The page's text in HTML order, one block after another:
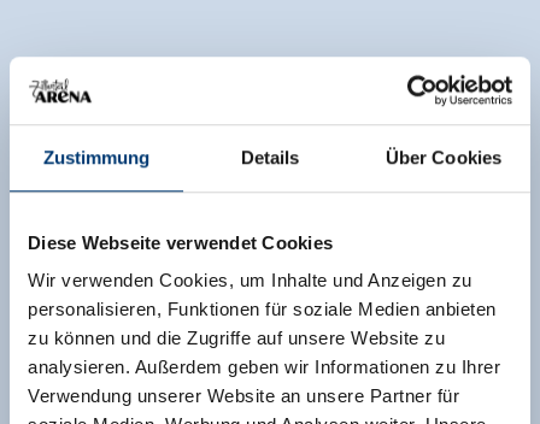
Zustimmung Details Über Cookies
Diese Webseite verwendet Cookies
Wir verwenden Cookies, um Inhalte und Anzeigen zu
personalisieren, Funktionen für soziale Medien anbieten
zu können und die Zugriffe auf unsere Website zu
analysieren. Außerdem geben wir Informationen zu Ihrer
Verwendung unserer Website an unsere Partner für